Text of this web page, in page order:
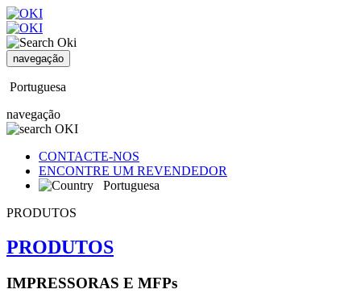
navegação
Portuguesa
navegação
CONTACTE-NOS
ENCONTRE UM REVENDEDOR
Portuguesa
PRODUTOS
PRODUTOS
IMPRESSORAS E MFPs